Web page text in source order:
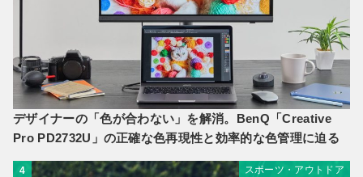
デザイナーの「色が合わない」を解消。BenQ「Creative
Pro PD2732U」の正確な色再現性と効率的な色管理に迫る
4 スポーツ・アウトドア